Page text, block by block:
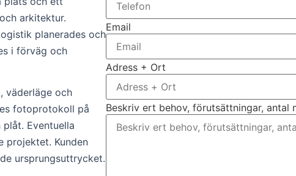
arkitektur.
planerades och
i förväg och
väderläge och
fotoprotokoll på
Eventuella
projektet. Kunden
ursprungsuttrycket.
Email
Adress + Ort
Beskriv ert behov, förutsättningar, antal